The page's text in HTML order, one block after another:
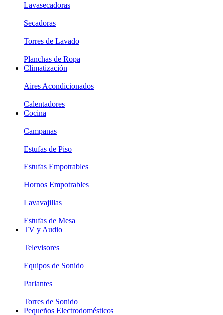
Lavasecadoras
Secadoras
Torres de Lavado
Planchas de Ropa
Climatización
Aires Acondicionados
Calentadores
Cocina
Campanas
Estufas de Piso
Estufas Empotrables
Hornos Empotrables
Lavavajillas
Estufas de Mesa
TV y Audio
Televisores
Equipos de Sonido
Parlantes
Torres de Sonido
Pequeños Electrodomésticos